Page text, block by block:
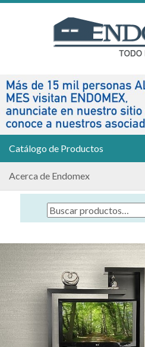
Catálogo de Productos
Acerca de Endomex